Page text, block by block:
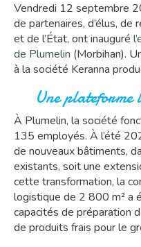
Vendredi 12 septembre
de partenaires, d’élus,
et de l’État, ont inauguré
de Plumelin (Morbihan).
à la société Keranna
Une plateforme
À Plumelin, la société
135 employés. À l’été
de nouveaux bâtiments,
existants, soit une
cette transformation, la
logistique de 2 800 m² a
capacités de préparation
de produits frais pour le